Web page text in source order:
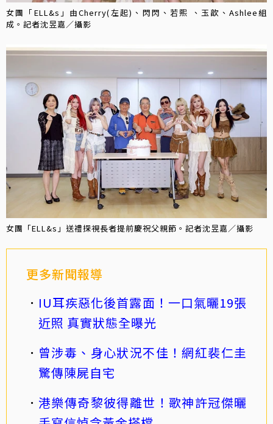
女團「ELL&s」由Cherry(左起)、閃閃、若熙 、玉歆、Ashlee組
成。記者沈昱嘉／攝影
女團「ELL&s」送禮探視長者提前慶祝父親節。記者沈昱嘉／攝影
更多新聞報導
IU耳疾惡化後首露面！一口氣曬19張
近照 真實狀態全曝光
曾涉毒、身心狀況不佳！網紅裴仁圭
驚傳陳屍自宅
港樂傳奇黎彼得離世！歌神許冠傑曬